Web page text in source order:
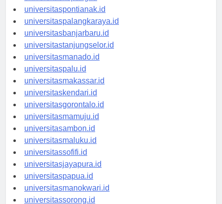
universitaskupang.id
universitaspontianak.id
universitaspalangkaraya.id
universitasbanjarbaru.id
universitastanjungselor.id
universitasmanado.id
universitaspalu.id
universitasmakassar.id
universitaskendari.id
universitasgorontalo.id
universitasmamuju.id
universitasambon.id
universitasmaluku.id
universitassofifi.id
universitasjayapura.id
universitaspapua.id
universitasmanokwari.id